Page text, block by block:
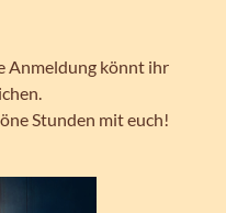
Anmeldung könnt ihr
Stunden mit euch!